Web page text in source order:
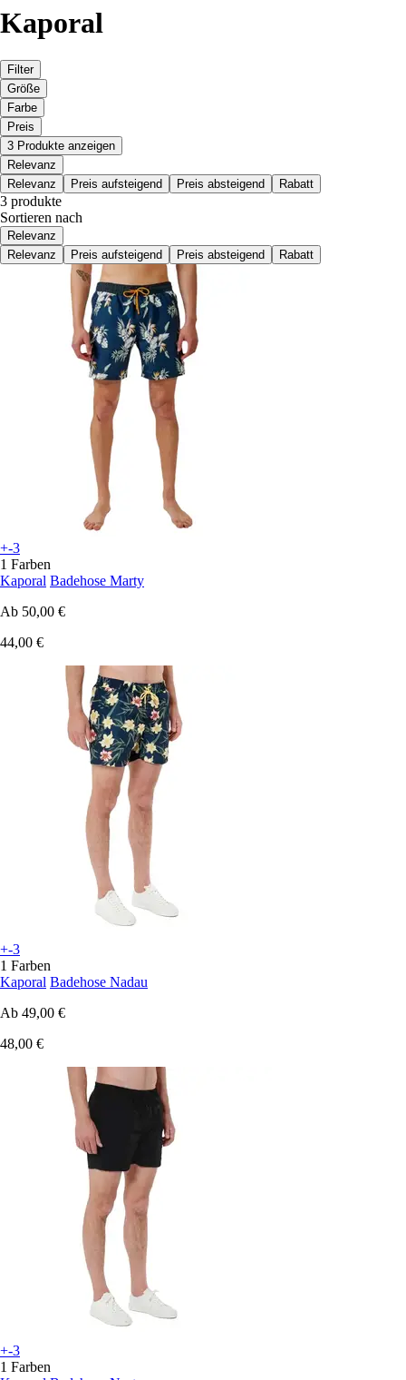
Kaporal
Filter
Größe
Farbe
Preis
3 Produkte anzeigen
Relevanz
Relevanz
Preis aufsteigend Preis absteigend Rabatt
3 produkte
Sortieren nach
Relevanz
Relevanz
Preis aufsteigend Preis absteigend Rabatt
+-3
1 Farben
Kaporal Badehose Marty
Ab 50,00 €
44,00 €
+-3
1 Farben
Kaporal Badehose Nadau
Ab 49,00 €
48,00 €
+-3
1 Farben